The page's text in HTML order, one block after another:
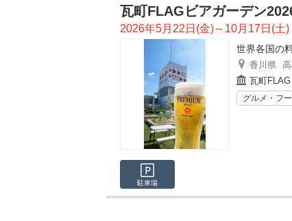
瓦町FLAGビアガーデン
2026年5月22日(金)～10月17日(土)
世界各国の
香川県
瓦町FLAG
グルメ・フ
駐車場